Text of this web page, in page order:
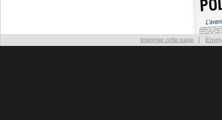
Imprimer cette page